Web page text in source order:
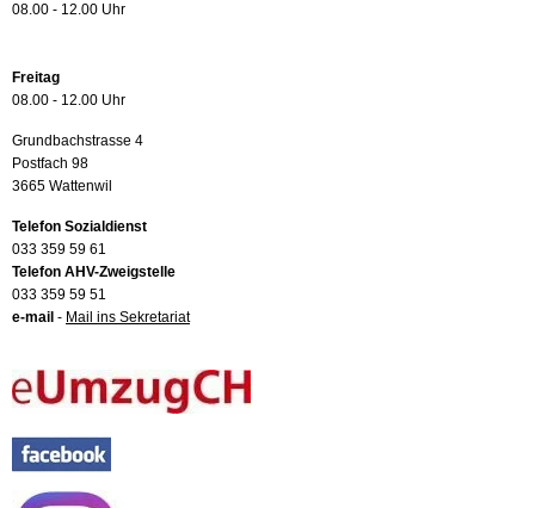
08.00 - 12.00 Uhr
Freitag
08.00 - 12.00 Uhr
Grundbachstrasse 4
Postfach 98
3665 Wattenwil
Telefon Sozialdienst
033 359 59 61
Telefon AHV-Zweigstelle
033 359 59 51
e-mail - Mail ins Sekretariat